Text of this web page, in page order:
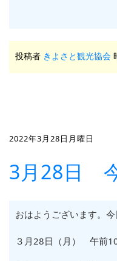
投稿者 きよさと観光協会
2022年3月28日月曜日
3月28日
おはようございます。今
３月28日（月） 午前